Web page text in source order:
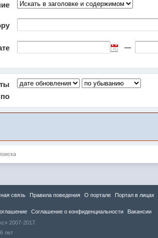
—
по
связь Правила повeдения О портале Портал в лицах
Соглашение о конфиденциальности
Вакансии
2007-2017.
лет